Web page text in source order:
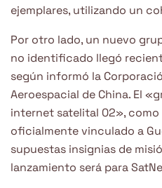
ejemplares, utilizando un
Por otro lado, un nuevo
no identificado llegó
según informó la
Aeroespacial de China. El
internet satelital 02»,
oficialmente vinculado a
supuestas insignias de
lanzamiento será para